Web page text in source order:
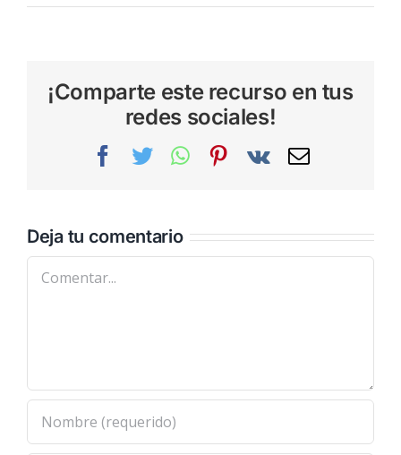
¡Comparte este recurso en tus
redes sociales!
Facebook
TwitterWhatsAppPinterest
Vk
Correo
Deja tu comentario
Comentar